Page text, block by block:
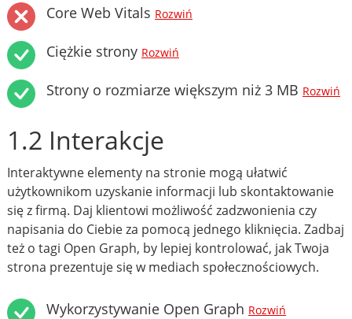
Core Web Vitals Rozwiń
Ciężkie strony Rozwiń
Strony o rozmiarze większym niż 3 MB Rozwiń
1.2 Interakcje
Interaktywne elementy na stronie mogą ułatwić
użytkownikom uzyskanie informacji lub skontaktowanie
się z firmą. Daj klientowi możliwość zadzwonienia czy
napisania do Ciebie za pomocą jednego kliknięcia. Zadbaj
też o tagi Open Graph, by lepiej kontrolować, jak Twoja
strona prezentuje się w mediach społecznościowych.
Wykorzystywanie Open Graph Rozwiń